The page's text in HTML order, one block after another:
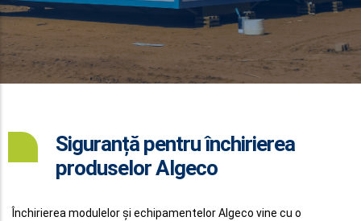
Siguranță pentru închirierea
produselor Algeco
Închirierea modulelor și echipamentelor Algeco vine cu o